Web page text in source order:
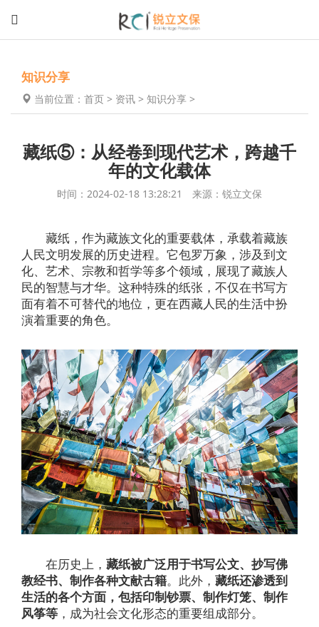
知识分享
当前位置： 首页 > 资讯 > 知识分享 >
藏纸⑤：从经卷到现代艺术，跨越千
年的文化载体
时间：2024-02-18 13:28:21 来源：锐立文保
藏纸，作为藏族文化的重要载体，承载着藏族
人民文明发展的历史进程。它包罗万象，涉及到文
化、艺术、宗教和哲学等多个领域，展现了藏族人
民的智慧与才华。这种特殊的纸张，不仅在书写方
面有着不可替代的地位，更在西藏人民的生活中扮
演着重要的角色。
在历史上， 藏纸被广泛用于书写公文、抄写佛
教经书、制作各种文献古籍。此外， 藏纸还渗透到
生活的各个方面，包括印制钞票、制作灯笼、制作
风筝等 ，成为社会文化形态的重要组成部分。